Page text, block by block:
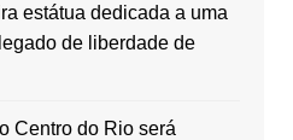
estátua dedicada a uma
de liberdade de
Centro do Rio será